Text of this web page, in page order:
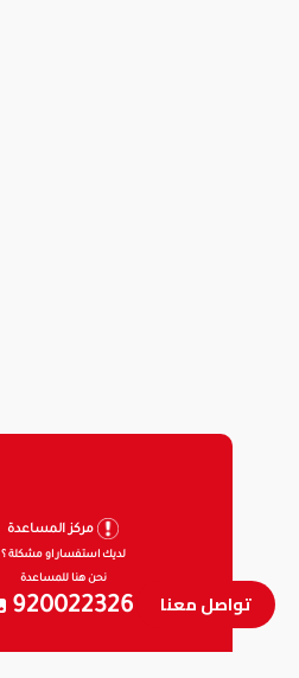
تواصل معنا
مركز المساعدة
لديك استفسار او مشكلة ؟
نحن هنا للمساعدة
920022326